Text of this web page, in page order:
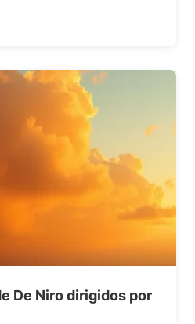
De Niro dirigidos por